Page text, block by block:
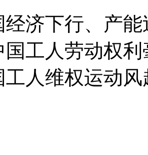
经济下行、产
国工人劳动权
工人维权运动